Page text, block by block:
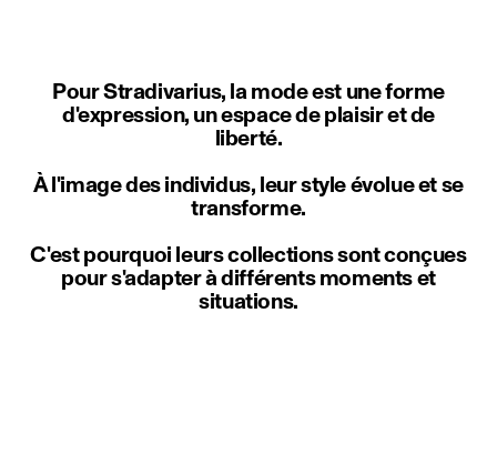
Pour Stradivarius, la mode est une forme
d'expression, un espace de plaisir et de
liberté.
À l'image des individus, leur style évolue et se
transforme.
C'est pourquoi leurs collections sont conçues
pour s'adapter à différents moments et
situations.